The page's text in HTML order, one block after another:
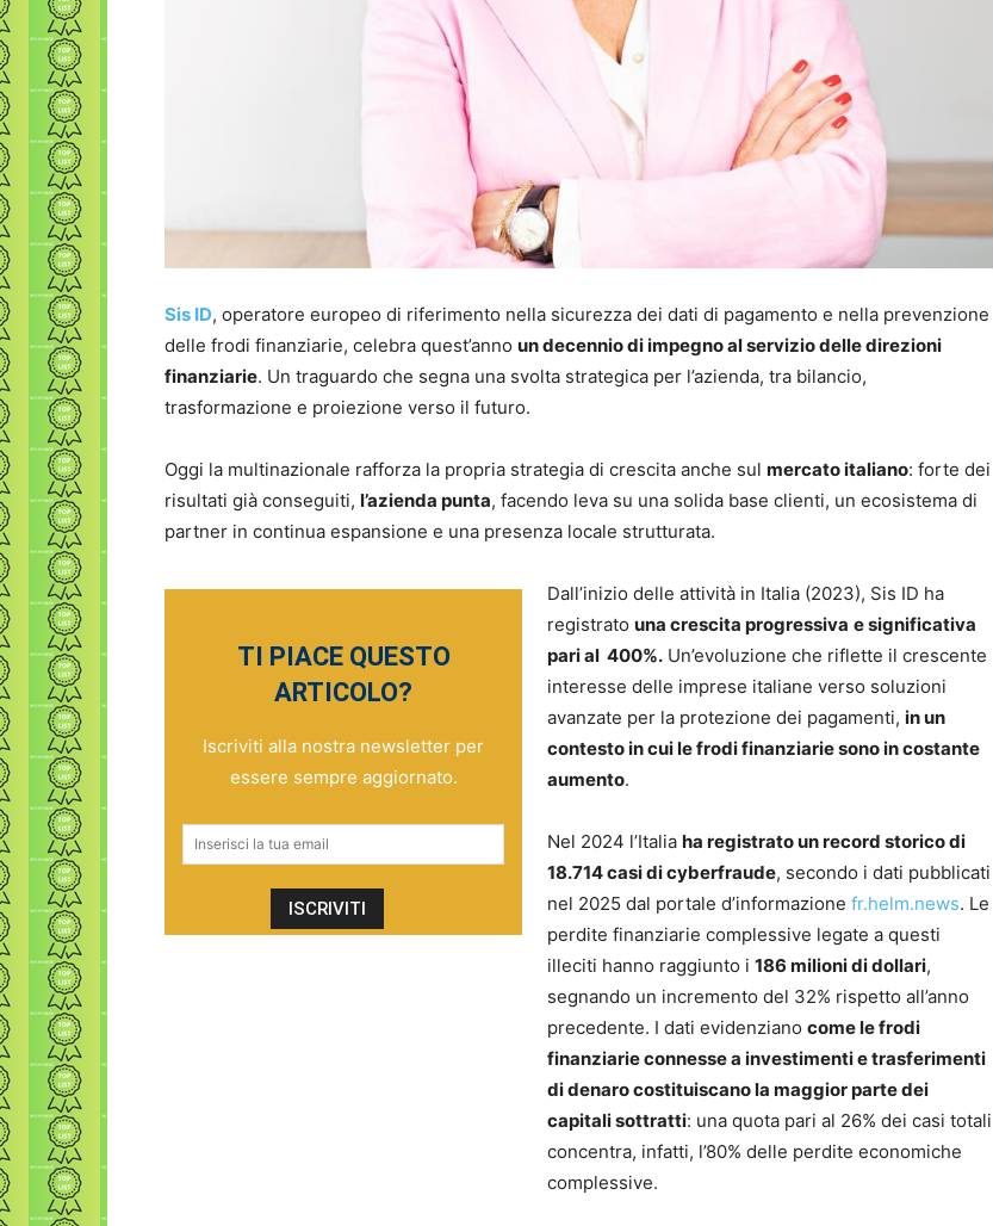
Sis ID, operatore europeo di riferimento nella sicurezza dei dati di pagamento e nella prevenzione
delle frodi finanziarie, celebra quest’anno un decennio di impegno al servizio delle direzioni
finanziarie. Un traguardo che segna una svolta strategica per l’azienda, tra bilancio,
trasformazione e proiezione verso il futuro.
Oggi la multinazionale rafforza la propria strategia di crescita anche sul mercato italiano: forte dei
risultati già conseguiti, l’azienda punta, facendo leva su una solida base clienti, un ecosistema di
partner in continua espansione e una presenza locale strutturata.
TI PIACE QUESTO
ARTICOLO?
Iscriviti alla nostra newsletter per
essere sempre aggiornato.
Dall’inizio delle attività in Italia (2023), Sis ID ha
registrato una crescita progressiva e significativa
pari al 400%. Un’evoluzione che riflette il crescente
interesse delle imprese italiane verso soluzioni
avanzate per la protezione dei pagamenti, in un
contesto in cui le frodi finanziarie sono in costante
aumento.
Nel 2024 l’Italia ha registrato un record storico di
18.714 casi di cyberfraude, secondo i dati pubblicati
nel 2025 dal portale d’informazione fr.helm.news. Le
perdite finanziarie complessive legate a questi
illeciti hanno raggiunto i 186 milioni di dollari,
segnando un incremento del 32% rispetto all’anno
precedente. I dati evidenziano come le frodi
finanziarie connesse a investimenti e trasferimenti
di denaro costituiscano la maggior parte dei
capitali sottratti: una quota pari al 26% dei casi totali
concentra, infatti, l’80% delle perdite economiche
complessive.